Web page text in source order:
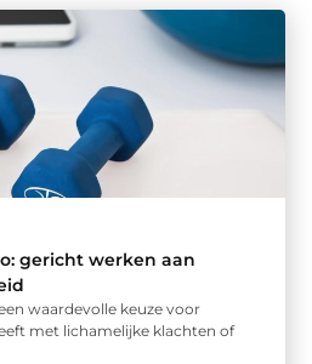
gericht werken aan
waardevolle keuze voor
met lichamelijke klachten of